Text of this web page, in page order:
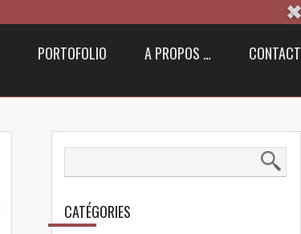
PORTOFOLIO A PROPOS … CONTACT
CATÉGORIES